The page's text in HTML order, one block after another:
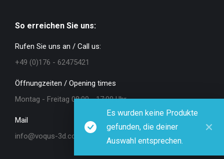
Es wurden keine Produkte
gefunden, die deiner
Auswahl entsprechen.
So erreichen Sie uns:
Rufen Sie uns an / Call us:
+49 (0)176 - 62475421
Öffnungzeiten / Opening times
Montag - Freitag 08:00 - 17:00 Uhr
Mail
info@voqus-3d.com